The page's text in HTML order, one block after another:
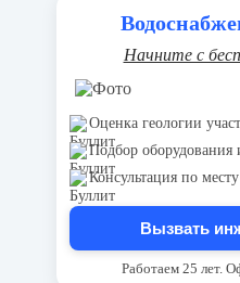
Начните с
Оценка геологии
Подбор оборудования
Консультация по
Вызвать
Работаем 25 лет.